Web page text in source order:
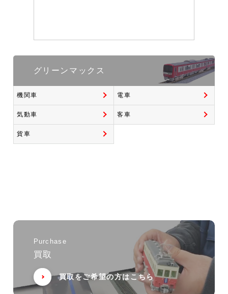
グリーンマックス
機関車 電車
気動車 客車
貨車
Purchase
買取
買取をご希望の方はこちら